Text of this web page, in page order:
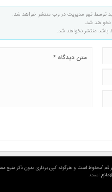
توسط تیم مدیریت در وب منتشر خواهد شد.
نخواهد شد.
باشد منتشر نخواهد شد.
قم "محفوظ است و هرگونه کپی برداری بدون ذکر منبع
است.